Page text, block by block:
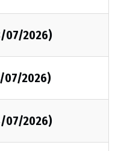
07/2026)
07/2026)
07/2026)